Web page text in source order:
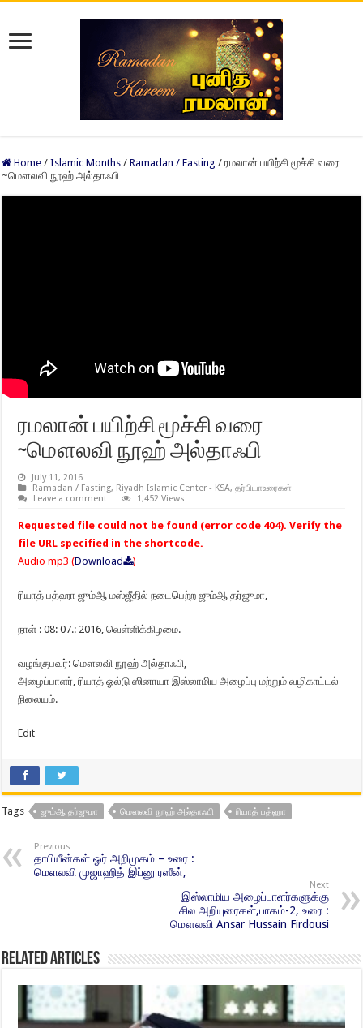
Home / Islamic Months / Ramadan / Fasting / ரமலான் பயிற்சி மூச்சி வரை
~மௌலவி நூஹ் அல்தாஃபி
ரமலான் பயிற்சி மூச்சி வரை
~மௌலவி நூஹ் அல்தாஃபி
July 11, 2016
Ramadan / Fasting, Riyadh Islamic Center - KSA,தர்பியாஉரைகள்
Leave a comment
1,452 Views
Requested file could not be found (error code 404). Verify the
file URL specified in the shortcode.
Audio mp3 (Download )
ரியாத் பத்ஹா ஜும்ஆ மஸ்ஜீதில் நடைபெற்ற ஜும்ஆ தர்ஜுமா,
நாள் : 08: 07.: 2016, வெள்ளிக்கிழமை.
வழங்குபவர்: மௌலவி நூஹ் அல்தாஃபி,
அழைப்பாளர், ரியாத் ஓல்டு ஸினாயா இஸ்லாமிய அழைப்பு மற்றும் வழிகாட்டல்
நிலையம்.
Edit
Tags ஜும்ஆ தர்ஜுமா மௌலவி நூஹ் அல்தாஃபி ரியாத் பத்ஹா
Previous
தாபியீன்கள் ஓர் அறிமுகம் – உரை :
மெளலவி முஜாஹித் இப்னு ரஸீன்,
Next
இஸ்லாமிய அழைப்பாளர்களுக்கு
சில அறியுரைகள்,பாகம்-2, உரை :
மௌலவி Ansar Hussain Firdousi
Related Articles